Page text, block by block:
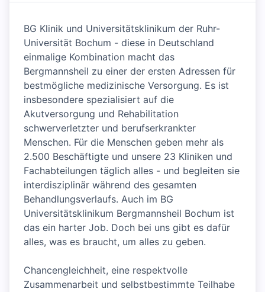
BG Klinik und Universitätsklinikum der Ruhr-
Universität Bochum - diese in Deutschland
einmalige Kombination macht das
Bergmannsheil zu einer der ersten Adressen für
bestmögliche medizinische Versorgung. Es ist
insbesondere spezialisiert auf die
Akutversorgung und Rehabilitation
schwerverletzter und berufserkrankter
Menschen. Für die Menschen geben mehr als
2.500 Beschäftigte und unsere 23 Kliniken und
Fachabteilungen täglich alles - und begleiten sie
interdisziplinär während des gesamten
Behandlungsverlaufs. Auch im BG
Universitätsklinikum Bergmannsheil Bochum ist
das ein harter Job. Doch bei uns gibt es dafür
alles, was es braucht, um alles zu geben.
Chancengleichheit, eine respektvolle
Zusammenarbeit und selbstbestimmte Teilhabe